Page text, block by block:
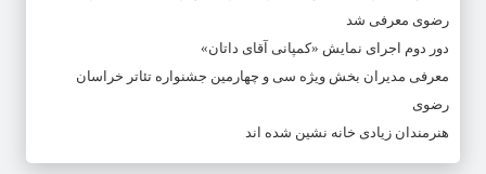
رضوی معرفی شد
دور دوم اجرای نمایش «کمپانی آقای داتان»
معرفی مدیران بخش ویژه سی و چهارمین جشنواره تئاتر خراسان
رضوی
هنرمندان زیادی خانه نشین شده اند